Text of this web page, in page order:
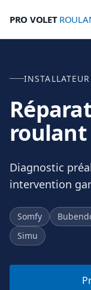
PRO VOLET
roulant
Diagnostic
intervention
Somfy
Simu